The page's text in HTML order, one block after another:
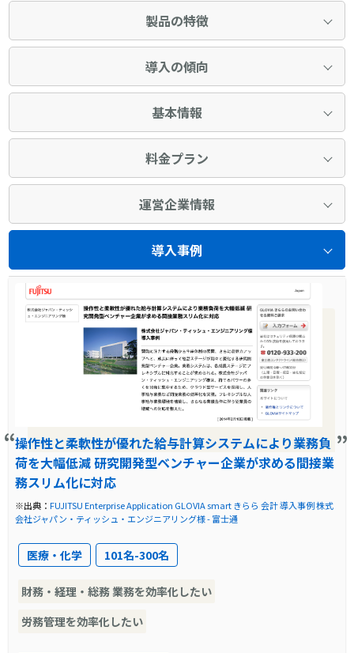
製品の特徴
導入の傾向
基本情報
料金プラン
運営企業情報
導入事例
操作性と柔軟性が優れた給与計算システムにより業務負
荷を大幅低減 研究開発型ベンチャー企業が求める間接業
務スリム化に対応
※出典：FUJITSU Enterprise Application GLOVIA smart きらら 会計 導入事例 株式
会社ジャパン・ティッシュ・エンジニアリング様 - 富士通
医療・化学 101名-300名
財務・経理・総務 業務を効率化したい
労務管理を効率化したい